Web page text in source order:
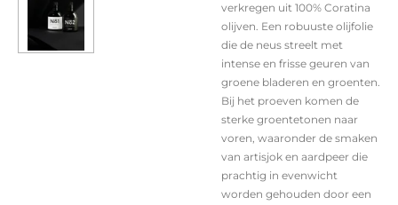
verkregen uit 100% Coratina
olijven. Een robuuste olijfolie
die de neus streelt met
intense en frisse geuren van
groene bladeren en groenten.
Bij het proeven komen de
sterke groentetonen naar
voren, waaronder de smaken
van artisjok en aardpeer die
prachtig in evenwicht
worden gehouden door een